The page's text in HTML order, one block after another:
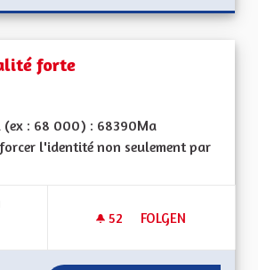
forte
(ex : 68 000) : 68390Ma
l'identité non seulement par
52 52 FOLLOWER
FOLGEN
UNE